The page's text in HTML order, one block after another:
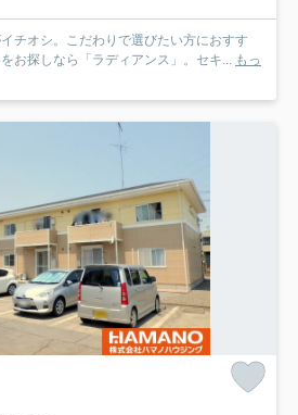
チオシ。こだわりで選びたい方におすす
お探しなら「ラディアンス」。セキ...
もっ